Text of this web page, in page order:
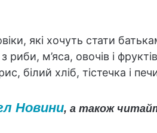
які хочуть стати
риби, м’яса, овочів і
білий хліб, тістечка і
Новини, а також